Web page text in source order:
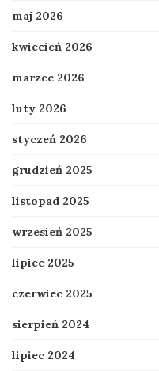
maj 2026
kwiecień 2026
marzec 2026
luty 2026
styczeń 2026
grudzień 2025
listopad 2025
wrzesień 2025
lipiec 2025
czerwiec 2025
sierpień 2024
lipiec 2024